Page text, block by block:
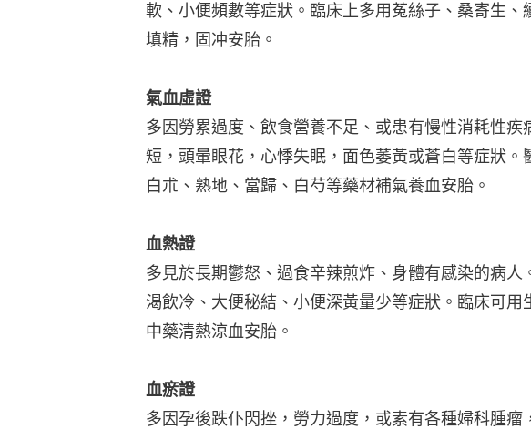
軟、小便頻數等症狀。臨床上多用菟絲子、桑寄生、
填精，固冲安胎。
氣血虛證
多因勞累過度、飲食營養不足、或患有慢性消耗性疾
短，頭暈眼花，心悸失眠，面色萎黃或蒼白等症狀。
白朮、熟地、當歸、白芍等藥材補氣養血安胎。
血熱證
多見於長期鬱怒、過食辛辣煎炸、身體有感染的病人
渴飲冷、大便秘結、小便深黃量少等症狀。臨床可用
中藥清熱涼血安胎。
血瘀證
多因孕後跌仆閃挫，勞力過度，或素有各種婦科腫瘤